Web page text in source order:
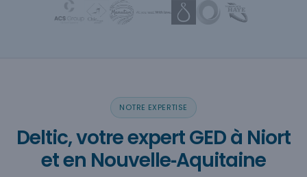
NOTRE EXPERTISE
Deltic, votre expert GED à Niort
et en Nouvelle‑Aquitaine